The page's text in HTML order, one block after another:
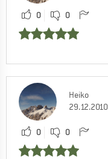
0 0
Heiko
29.12.2010
0 0